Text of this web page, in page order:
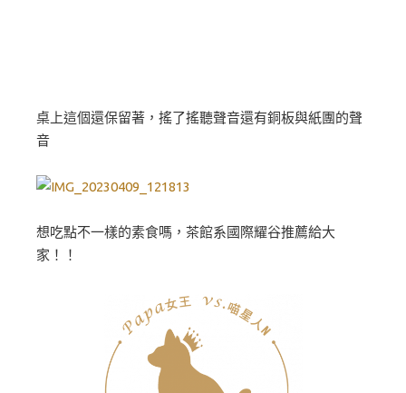
桌上這個還保留著，搖了搖聽聲音還有銅板與紙團的聲
音
想吃點不一樣的素食嗎，茶館系國際耀谷推薦給大
家！！